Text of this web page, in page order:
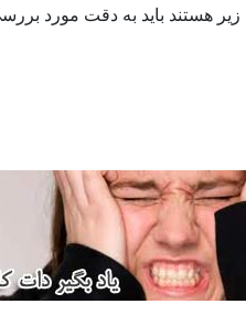
هستند باید به دقت مورد